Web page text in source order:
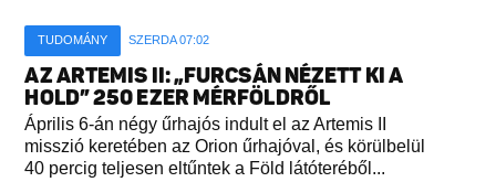
TUDOMÁNY SZERDA 07:02
AZ ARTEMIS II: „FURCSÁN NÉZETT KI A
HOLD” 250 EZER MÉRFÖLDRŐL
Április 6-án négy űrhajós indult el az Artemis II
misszió keretében az Orion űrhajóval, és körülbelül
40 percig teljesen eltűntek a Föld látóteréből...